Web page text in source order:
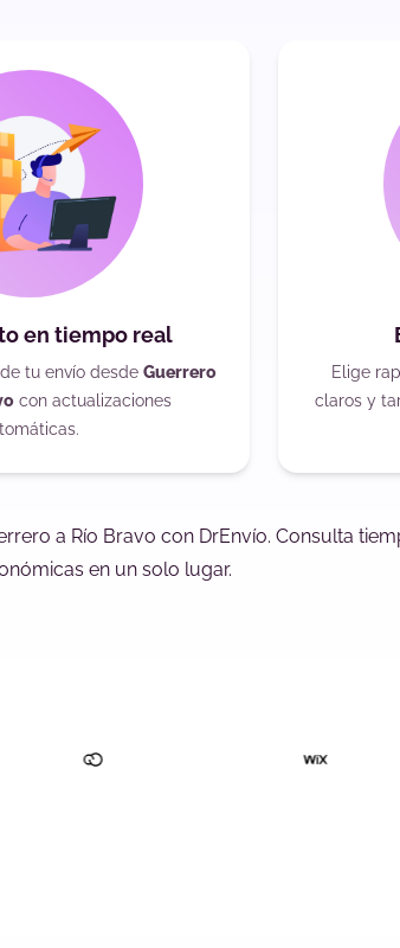
en tiempo real
tu envío desdeGuerrero
con actualizaciones
Elige
claros y
a Río Bravo con DrEnvío. Consulta
en un solo lugar.